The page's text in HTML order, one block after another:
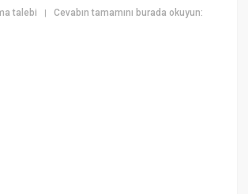
talebi |Cevabın tamamını burada okuyun: